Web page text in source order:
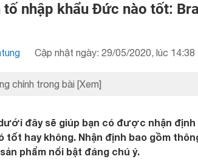
tố nhập khẩu Đức nào tốt:
Cập nhật ngày: 29/05/2020, lúc 14:38
chính trong bài [Xem]
đây sẽ giúp bạn có được nhận định
tốt hay không. Nhận định bao gồm
phẩm nổi bật đáng chú ý.